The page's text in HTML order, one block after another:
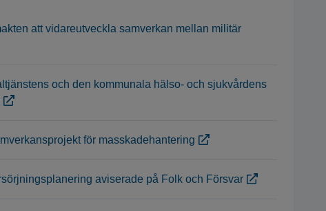
att vidareutveckla samverkan mellan militär
och den kommunala hälso- och sjukvårdens
för masskadehantering
aviserade på Folk och Försvar